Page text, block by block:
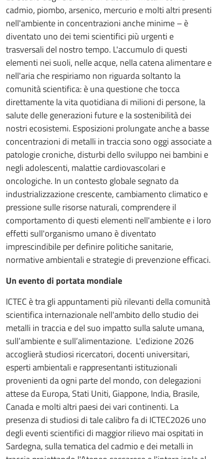
cadmio, piombo, arsenico, mercurio e molti altri presenti
nell'ambiente in concentrazioni anche minime – è
diventato uno dei temi scientifici più urgenti e
trasversali del nostro tempo. L'accumulo di questi
elementi nei suoli, nelle acque, nella catena alimentare e
nell'aria che respiriamo non riguarda soltanto la
comunità scientifica: è una questione che tocca
direttamente la vita quotidiana di milioni di persone, la
salute delle generazioni future e la sostenibilità dei
nostri ecosistemi. Esposizioni prolungate anche a basse
concentrazioni di metalli in traccia sono oggi associate a
patologie croniche, disturbi dello sviluppo nei bambini e
negli adolescenti, malattie cardiovascolari e
oncologiche. In un contesto globale segnato da
industrializzazione crescente, cambiamento climatico e
pressione sulle risorse naturali, comprendere il
comportamento di questi elementi nell'ambiente e i loro
effetti sull'organismo umano è diventato
imprescindibile per definire politiche sanitarie,
normative ambientali e strategie di prevenzione efficaci.
Un evento di portata mondiale
ICTEC è tra gli appuntamenti più rilevanti della comunità
scientifica internazionale nell'ambito dello studio dei
metalli in traccia e del suo impatto sulla salute umana,
sull’ambiente e sull’alimentazione. L'edizione 2026
accoglierà studiosi ricercatori, docenti universitari,
esperti ambientali e rappresentanti istituzionali
provenienti da ogni parte del mondo, con delegazioni
attese da Europa, Stati Uniti, Giappone, India, Brasile,
Canada e molti altri paesi dei vari continenti. La
presenza di studiosi di tale calibro fa di ICTEC2026 uno
degli eventi scientifici di maggior rilievo mai ospitati in
Sardegna, sulla tematica del cadmio e dei metalli in